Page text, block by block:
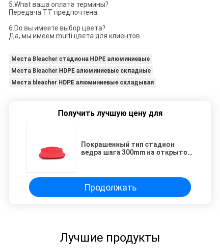
5.What ваша оплата термины?
Передача TT предпочтена.
6.Do вы имеете выбор цвета?
Да, мы имеем multi цвета для клиентов.
Места Bleacher стадиона HDPE алюминиевые
Места Bleacher HDPE алюминиевые складные
Места bleacher HDPE алюминиевые складывая
Получить лучшую цену для
Покрашенный тип стадион
ведра шага 300mm на открытом
Bleacher
Продолжать
Лучшие продукты